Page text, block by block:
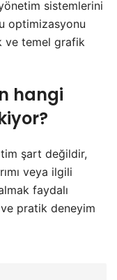
sistemlerini
optimizasyonu
ve temel grafik
hangi
şart değildir,
veya ilgili
faydalı
pratik deneyim